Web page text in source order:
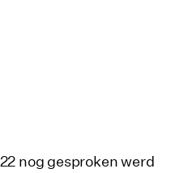
nog gesproken werd